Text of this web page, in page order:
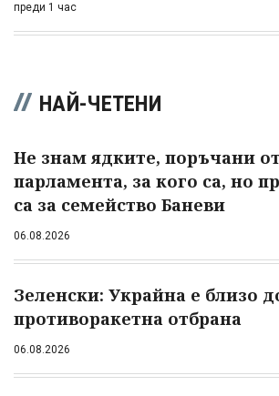
преди 1 час
НАЙ-ЧЕТЕНИ
Не знам ядките, поръчани от
парламента, за кого са, но
са за семейство Баневи
06.08.2026
Зеленски: Украйна е близо
противоракетна отбрана
06.08.2026